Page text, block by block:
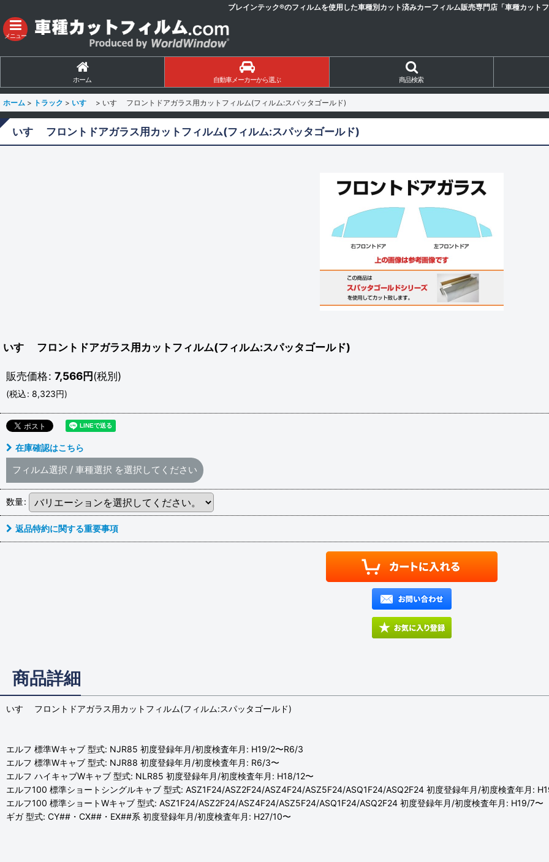
ブレインテック®のフィルムを使用した車種別カット済みカーフィルム販売専門店「車種カット
メニュー
ホーム 自動車メーカーから選ぶ 商品検索
ホーム > トラック > いすゞ > いすゞ フロントドアガラス用カットフィルム(フィルム:スパッタゴールド)
いすゞ フロントドアガラス用カットフィルム(フィルム:スパッタゴールド)
いすゞ フロントドアガラス用カットフィルム(フィルム:スパッタゴールド)
販売価格: 7,566円(税別)
(税込: 8,323円)
在庫確認はこちら
フィルム選択 / 車種選択 を選択してください
数量:
返品特約に関する重要事項
商品詳細
いすゞ フロントドアガラス用カットフィルム(フィルム:スパッタゴールド)
エルフ 標準Wキャブ 型式: NJR85 初度登録年月/初度検査年月: H19/2〜R6/3
エルフ 標準Wキャブ 型式: NJR88 初度登録年月/初度検査年月: R6/3〜
エルフ ハイキャブWキャブ 型式: NLR85 初度登録年月/初度検査年月: H18/12〜
エルフ100 標準ショートシングルキャブ 型式: ASZ1F24/ASZ2F24/ASZ4F24/ASZ5F24/ASQ1F24/ASQ2F24 初度登録年月/初度検査年月:
エルフ100 標準ショートWキャブ 型式: ASZ1F24/ASZ2F24/ASZ4F24/ASZ5F24/ASQ1F24/ASQ2F24 初度登録年月/初度検査年月: H19/7〜
ギガ 型式: CY##・CX##・EX##系 初度登録年月/初度検査年月: H27/10〜